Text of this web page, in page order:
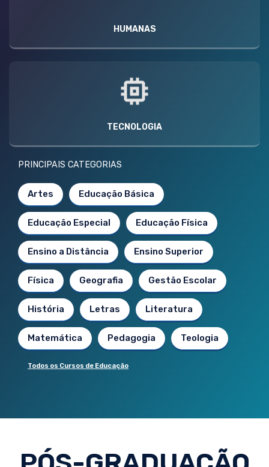
HUMANAS
TECNOLOGIA
PRINCIPAIS CATEGORIAS
Artes Educação Básica
Educação Especial Educação Física
Ensino a Distância Ensino Superior
Física Geografia Gestão Escolar
História Letras Literatura
Matemática Pedagogia Teologia
Todos os Cursos de Educação